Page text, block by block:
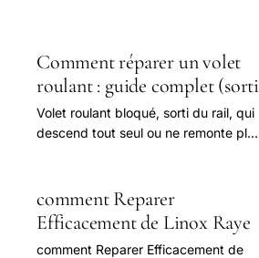
Comment réparer un volet
roulant : guide complet (sorti
Volet roulant bloqué, sorti du rail, qui
descend tout seul ou ne remonte plus
comment Reparer
Efficacement de Linox Raye
comment Reparer Efficacement de